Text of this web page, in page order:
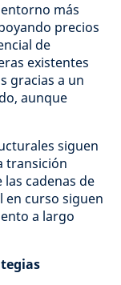
más
precios
de
existentes
gracias a un
aunque
siguen
transición
cadenas de
curso siguen
a largo